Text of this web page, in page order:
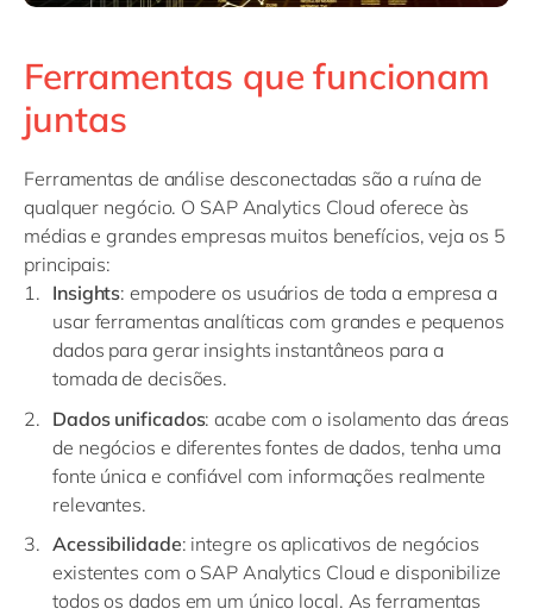
Ferramentas que funcionam
juntas
Ferramentas de análise desconectadas são a ruína de
qualquer negócio. O SAP Analytics Cloud oferece às
médias e grandes empresas muitos benefícios, veja os 5
principais:
Insights: empodere os usuários de toda a empresa a
usar ferramentas analíticas com grandes e pequenos
dados para gerar insights instantâneos para a
tomada de decisões.
Dados unificados: acabe com o isolamento das áreas
de negócios e diferentes fontes de dados, tenha uma
fonte única e confiável com informações realmente
relevantes.
Acessibilidade: integre os aplicativos de negócios
existentes com o SAP Analytics Cloud e disponibilize
todos os dados em um único local. As ferramentas